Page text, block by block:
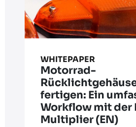
WHITEPAPER
Motorrad-
fertigen: Ein
Workflow mit der
Multiplier (EN)